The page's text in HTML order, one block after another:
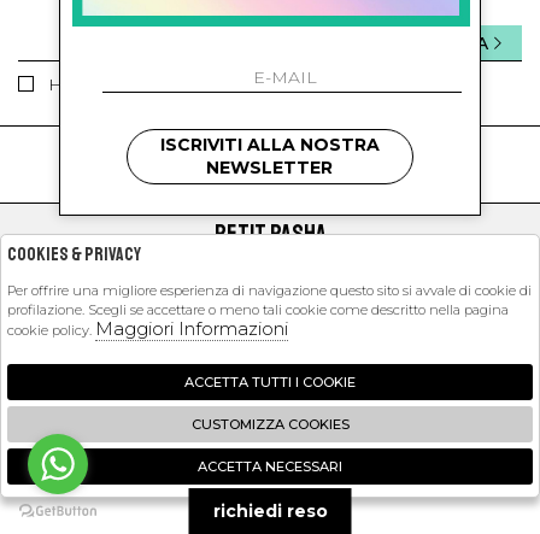
Ho letto ed accettato le condizioni sulla privacy.
INVIA
kids
PETIT PASHA
EXTRA
2026 Petit Pasha - P.iva : 09423341214 Powered by
Zucchetti
🍪
ISCRIVITI ALLA NOSTRA
NEWSLETTER
richiedi reso
Cookies & Privacy
Per offrire una migliore esperienza di navigazione questo sito si avvale di cookie di
profilazione. Scegli se accettare o meno tali cookie come descritto nella pagina
cookie policy. Maggiori Informazioni
ACCETTA TUTTI I COOKIE
CUSTOMIZZA COOKIES
ACCETTA NECESSARI